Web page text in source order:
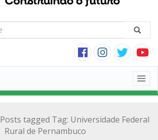
Posts tagged Tag: Universidade Federal
Rural de Pernambuco